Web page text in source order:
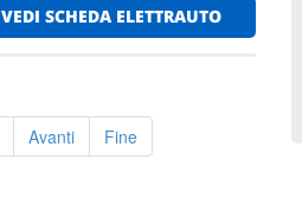
VEDI SCHEDA ELETTRAUTO
Avanti Fine